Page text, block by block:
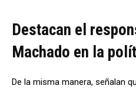
Destacan el
Machado en la
De la misma manera, señalan